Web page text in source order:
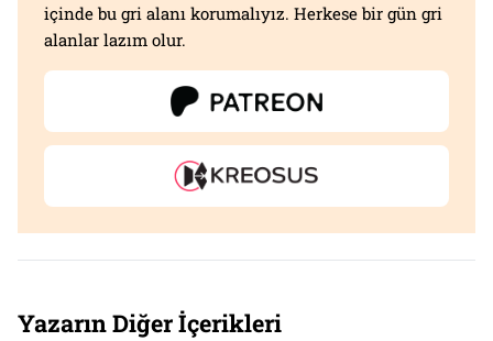
içinde bu gri alanı korumalıyız. Herkese bir gün gri
alanlar lazım olur.
Yazarın Diğer İçerikleri